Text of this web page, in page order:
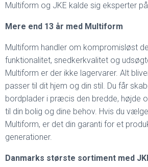
Multiform og JKE kalde sig eksperter
Mere end 13 år med Multiform
Multiform handler om kompromisløst
funktionalitet, snedkerkvalitet og
Multiform er der ikke lagervarer. Alt
passer til dit hjem og din stil. Du får
bordplader i præcis den bredde, højde
til din bolig og dine behov. Hvis du
Multiform, er det din garanti for et
generationer.
Danmarks største sortiment med